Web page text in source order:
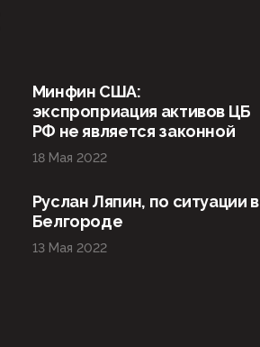
Минфин США:
экспроприация активов ЦБ
РФ не является законной
18 Мая 2022
Руслан Ляпин, по ситуации в
Белгороде
13 Мая 2022